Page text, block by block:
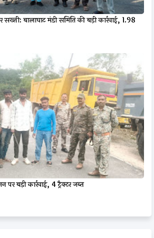
बालाघाट मंडी समिति की बड़ी कार्रवाई, 1.98
बड़ी कार्रवाई, 4 ट्रैक्टर जब्त